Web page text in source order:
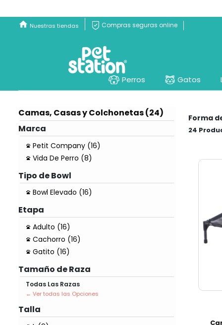
Nuestras tiendas Compras seguras online
Perros Gatos
Camas, Casas y Colchonetas (24)
Marca
Petit Company (16)
Vida De Perro (8)
Tipo de Bowl
Bowl Elevado (16)
Etapa
Adulto (16)
Cachorro (16)
Gatito (16)
Tamaño de Raza
Todas Las Razas
Talla
Forma
24